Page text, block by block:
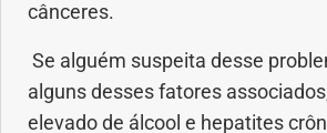
cânceres.
Se alguém suspeita desse
alguns desses fatores
elevado de álcool e hepatites